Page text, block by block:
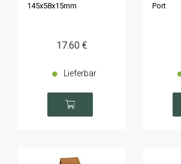
145x58x15mm
17.60 €
Lieferbar
Port